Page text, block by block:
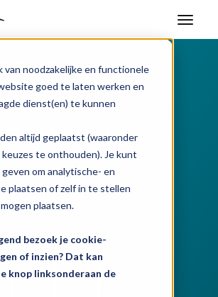
van noodzakelijke en functionele
goed te laten werken en
dienst(en) te kunnen
altijd geplaatst (waaronder
keuzes te onthouden). Je kunt
om analytische- en
plaatsen of zelf in te stellen
plaatsen.
bezoek je cookie-
of inzien? Dat kan
knop linksonderaan de
/ Maatwerk